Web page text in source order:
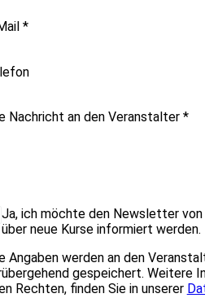
*
Nachricht an den Veranstalter *
Ja, ich möchte den Newsletter von
über neue Kurse informiert werden.
Angaben werden an den
gespeichert. Weitere
Rechten, finden Sie in unserer